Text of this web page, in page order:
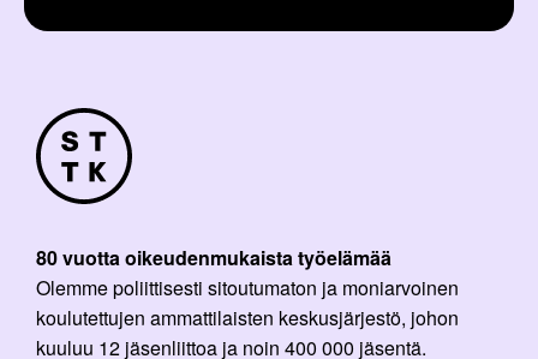
80 vuotta oikeudenmukaista työelämää
Olemme poliittisesti sitoutumaton ja moniarvoinen
koulutettujen ammattilaisten keskusjärjestö, johon
kuuluu 12 jäsenliittoa ja noin 400 000 jäsentä.